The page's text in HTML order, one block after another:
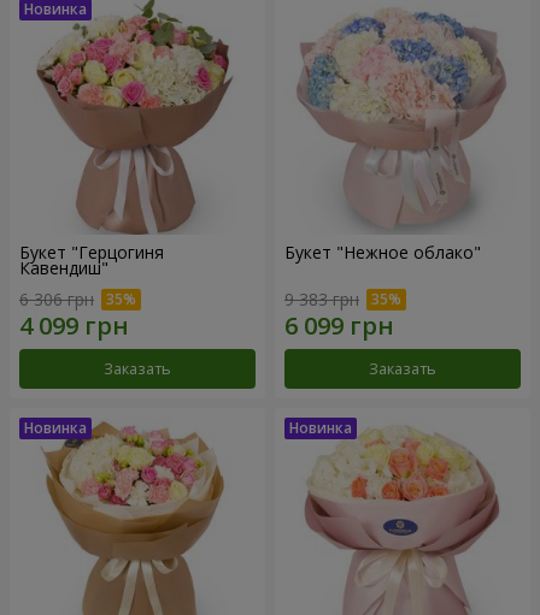
Букет "Герцогиня
Кавендиш"
6 306 грн
Заказать
Букет "Нежное облако"
9 383 грн
Заказать